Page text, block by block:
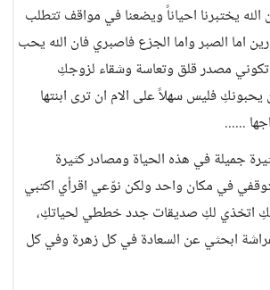
يختبرنا احياناً ويضعنا في مواقف تتطلب
اما الصبر واما الجزع فاصبري فان الله يحب
تكوني مصدر قلق وتعاسة وشقاء لزوجكِ
فليس سهلاً على الام ان ترى ابنتها
......
جميلة في هذه الحياة ومصادر كثيرة
في مكان واحد ولكن نوّعي اقرأي اكتبي
اتخذي لكِ صديقات جدد خططي لحياتكِ،
ابحثي عن السعادة في كل زهرة وفي كل